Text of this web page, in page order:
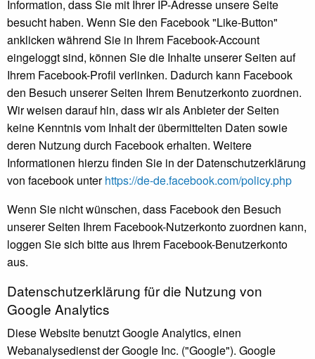
Information, dass Sie mit Ihrer IP-Adresse unsere Seite
besucht haben. Wenn Sie den Facebook "Like-Button"
anklicken während Sie in Ihrem Facebook-Account
eingeloggt sind, können Sie die Inhalte unserer Seiten auf
Ihrem Facebook-Profil verlinken. Dadurch kann Facebook
den Besuch unserer Seiten Ihrem Benutzerkonto zuordnen.
Wir weisen darauf hin, dass wir als Anbieter der Seiten
keine Kenntnis vom Inhalt der übermittelten Daten sowie
deren Nutzung durch Facebook erhalten. Weitere
Informationen hierzu finden Sie in der Datenschutzerklärung
von facebook unterhttps://de-de.facebook.com/policy.php
Wenn Sie nicht wünschen, dass Facebook den Besuch
unserer Seiten Ihrem Facebook-Nutzerkonto zuordnen kann,
loggen Sie sich bitte aus Ihrem Facebook-Benutzerkonto
aus.
Datenschutzerklärung für die Nutzung von
Google Analytics
Diese Website benutzt Google Analytics, einen
Webanalysedienst der Google Inc. ("Google"). Google